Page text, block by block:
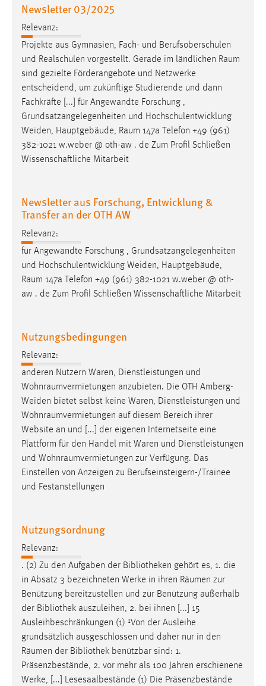
Newsletter 03/2025
Relevanz:
Projekte aus Gymnasien, Fach- und Berufsoberschulen
und Realschulen vorgestellt. Gerade im ländlichen Raum
sind gezielte Förderangebote und Netzwerke
entscheidend, um zukünftige Studierende und dann
Fachkräfte [...] für Angewandte Forschung ,
Grundsatzangelegenheiten und Hochschulentwicklung
Weiden, Hauptgebäude, Raum 147a Telefon +49 (961)
382-1021 w.weber @ oth-aw . de Zum Profil Schließen
Wissenschaftliche Mitarbeit
Newsletter aus Forschung, Entwicklung &
Transfer an der OTH AW
Relevanz:
für Angewandte Forschung , Grundsatzangelegenheiten
und Hochschulentwicklung Weiden, Hauptgebäude,
Raum 147a Telefon +49 (961) 382-1021 w.weber @ oth-
aw . de Zum Profil Schließen Wissenschaftliche Mitarbeit
Nutzungsbedingungen
Relevanz:
anderen Nutzern Waren, Dienstleistungen und
Wohnraumvermietungen anzubieten. Die OTH Amberg-
Weiden bietet selbst keine Waren, Dienstleistungen und
Wohnraumvermietungen auf diesem Bereich ihrer
Website an und [...] der eigenen Internetseite eine
Plattform für den Handel mit Waren und Dienstleistungen
und Wohnraumvermietungen zur Verfügung. Das
Einstellen von Anzeigen zu Berufseinsteigern-/Trainee
und Festanstellungen
Nutzungsordnung
Relevanz:
. (2) Zu den Aufgaben der Bibliotheken gehört es, 1. die
in Absatz 3 bezeichneten Werke in ihren Räumen zur
Benützung bereitzustellen und zur Benützung außerhalb
der Bibliothek auszuleihen, 2. bei ihnen [...] 15
Ausleihbeschränkungen (1) ¹Von der Ausleihe
grundsätzlich ausgeschlossen und daher nur in den
Räumen der Bibliothek benützbar sind: 1.
Präsenzbestände, 2. vor mehr als 100 Jahren erschienene
Werke, [...] Lesesaalbestände (1) Die Präsenzbestände
Das Cookie speichert die gewählte Sprache der Website.
Cookie Laufzeit:
30 Tage
Chat
Name:
MibewSessionID, MIBEW_UserID, mibew_locale, mibew-
chat-frame-style-5e9dbeb1811c0446
Zweck:
MibewSessionID, mibew-chat-frame-style-
5e9dbeb1811c0446 = Sitzungslaufzeit, mibew_locale = 3
Login
Name:
Dieser Cookie ist notwendig um sich an der Website
Cookie Laufzeit:
STATISTIK
Statistik Cookies erfassen Informationen anonym.
Diese Informationen helfen uns zu verstehen, wie
unsere Besucher unsere Website nutzen.
Name:
Zweck:
Zugriffsstatistik
Cookie Laufzeit:
Max. 13 Monate
MARKETING
Marketing Cookies werden von Drittanbietern